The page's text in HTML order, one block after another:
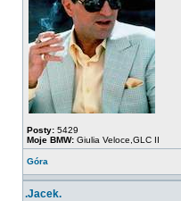
Posty: 5429
Moje BMW: Giulia Veloce,GLC II
Góra
.Jacek.